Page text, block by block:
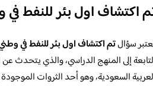
اكتشاف اول بئر للنفط
سؤالتم اكتشاف اول بئر للنفط في
إلى المنهج الدراسي، والذي يتحدث
السعودية، وهو أحد الثروات